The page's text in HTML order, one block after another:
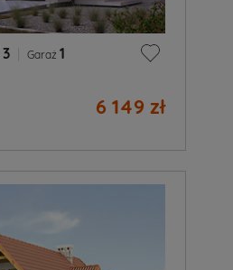
3 Garaż 1
6 149 zł